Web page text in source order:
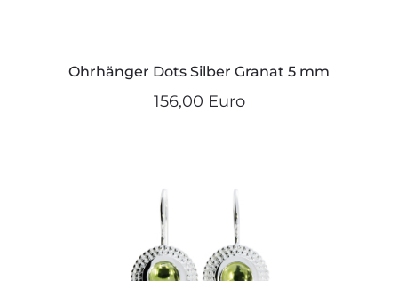
Ohrhänger Dots Silber Granat 5 mm
156,00 Euro